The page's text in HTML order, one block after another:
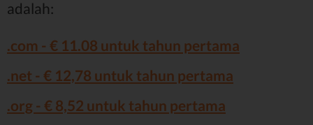
adalah:
.com - € 11.08 untuk tahun pertama
.net - € 12,78 untuk tahun pertama
.org - € 8,52 untuk tahun pertama